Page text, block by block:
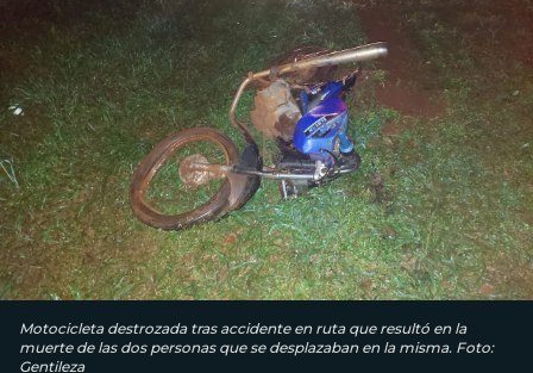
Motocicleta destrozada tras accidente en ruta que resultó en la
muerte de las dos personas que se desplazaban en la misma. Foto:
Gentileza